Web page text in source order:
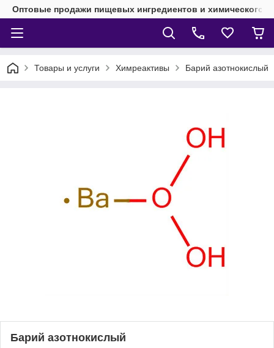
Оптовые продажи пищевых ингредиентов и химического
Товары и услуги Химреактивы Барий азотнокислый
Барий азотнокислый